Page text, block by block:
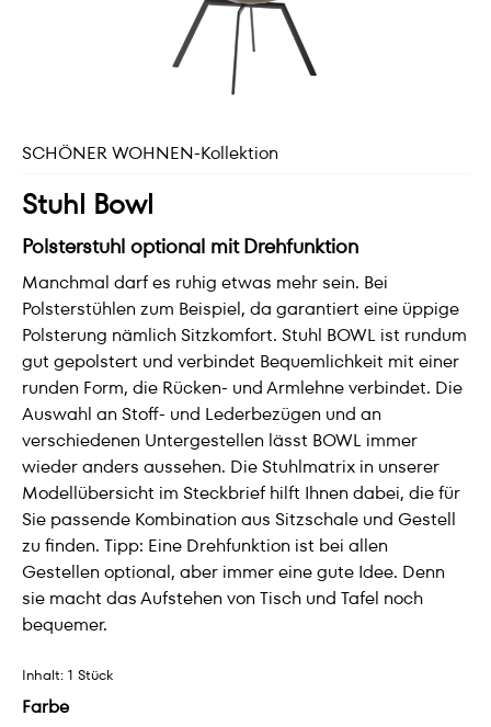
SCHÖNER WOHNEN-Kollektion
Stuhl Bowl
Polsterstuhl optional mit Drehfunktion
Manchmal darf es ruhig etwas mehr sein. Bei
Polsterstühlen zum Beispiel, da garantiert eine üppige
Polsterung nämlich Sitzkomfort. Stuhl BOWL ist rundum
gut gepolstert und verbindet Bequemlichkeit mit einer
runden Form, die Rücken- und Armlehne verbindet. Die
Auswahl an Stoff- und Lederbezügen und an
verschiedenen Untergestellen lässt BOWL immer
wieder anders aussehen. Die Stuhlmatrix in unserer
Modellübersicht im Steckbrief hilft Ihnen dabei, die für
Sie passende Kombination aus Sitzschale und Gestell
zu finden. Tipp: Eine Drehfunktion ist bei allen
Gestellen optional, aber immer eine gute Idee. Denn
sie macht das Aufstehen von Tisch und Tafel noch
bequemer.
Inhalt: 1 Stück
Farbe